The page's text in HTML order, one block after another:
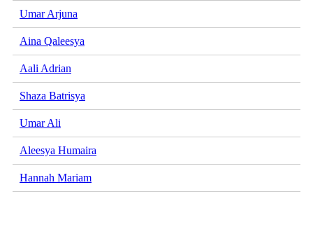
Umar Arjuna
Aina Qaleesya
Aali Adrian
Shaza Batrisya
Umar Ali
Aleesya Humaira
Hannah Mariam